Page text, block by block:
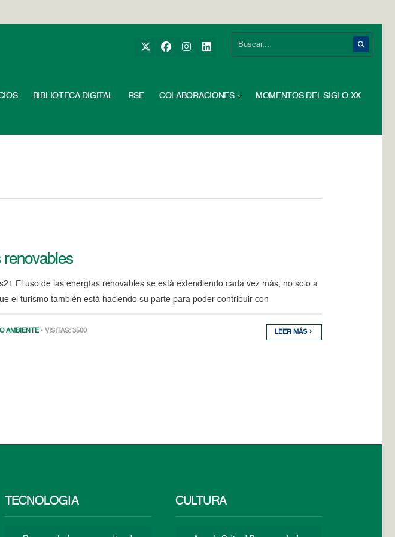
BIBLIOTECA DIGITAL RSE COLABORACIONES MOMENTOS DEL SIGLO XX
renovables
El uso de las energías renovables se está extendiendo cada vez más, no solo a
el turismo también está haciendo su parte para poder contribuir con
AMBIENTE • VISITAS: 3500 LEER MÁS
TECNOLOGÍA CULTURA